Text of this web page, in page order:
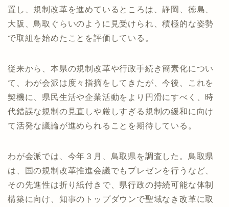
置し、規制改革を進めているところは、静岡、徳島、
大阪、鳥取ぐらいのように見受けられ、積極的な姿勢
で取組を始めたことを評価している。
従来から、本県の規制改革や行政手続き簡素化につい
て、わが会派は度々指摘をしてきたが、今後、これを
契機に、県民生活や企業活動をより円滑にすべく、時
代錯誤な規制の見直しや厳しすぎる規制の緩和に向け
て活発な議論が進められることを期待している。
わが会派では、今年３月、鳥取県を調査した。鳥取県
は、国の規制改革推進会議でもプレゼンを行うなど、
その先進性は折り紙付きで、県行政の持続可能な体制
構築に向け、知事のトップダウンで聖域なき改革に取